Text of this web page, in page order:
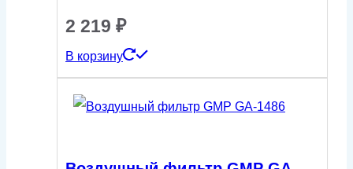
2 219 ₽
В корзину